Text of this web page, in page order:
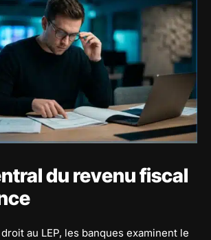
du revenu fiscal
au LEP, les banques examinent le